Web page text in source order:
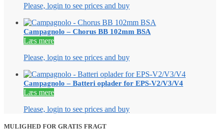
Please, login to see prices and buy
Campagnolo – Chorus BB 102mm BSA
Læs mere
Please, login to see prices and buy
Campagnolo – Batteri oplader for EPS-V2/V3/V4
Læs mere
Please, login to see prices and buy
MULIGHED FOR GRATIS FRAGT